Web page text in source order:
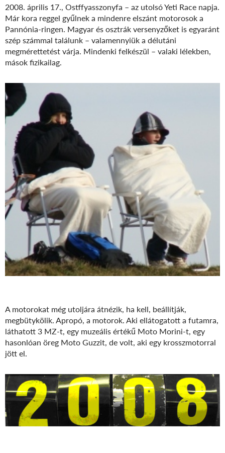
2008. április 17., Ostffyasszonyfa – az utolsó Yeti Race napja.
Már kora reggel gyűlnek a mindenre elszánt motorosok a
Pannónia-ringen. Magyar és osztrák versenyzőket is egyaránt
szép számmal találunk – valamennyiük a délutáni
megmérettetést várja. Mindenki felkészül – valaki lélekben,
mások fizikailag.
A motorokat még utoljára átnézik, ha kell, beállítják,
megbütykölik. Apropó, a motorok. Aki ellátogatott a futamra,
láthatott 3 MZ-t, egy muzeális értékű Moto Morini-t, egy
hasonlóan öreg Moto Guzzit, de volt, aki egy krosszmotorral
jött el.